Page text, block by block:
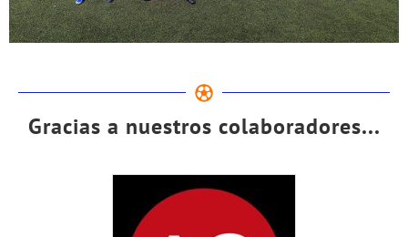
Gracias a nuestros colaboradores...